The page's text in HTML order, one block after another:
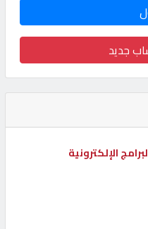
جديد
الإلكترونية